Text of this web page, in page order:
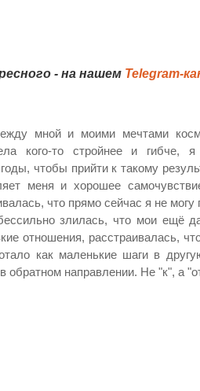
- на нашем Telegram-
мной и моими мечтами
кого-то стройнее и гибче,
чтобы прийти к такому
меня и хорошее
что прямо сейчас я не могу
злилась, что мои ещё
отношения, расстраивалась,
как маленькие шаги в
обратном направлении. Не "к", а